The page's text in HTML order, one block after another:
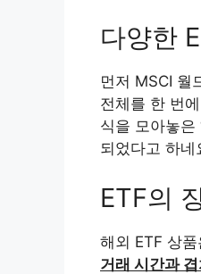
다양한
먼저 MSCI 월
전체를 한 번
식을 모아놓은
되었다고 하네
ETF의
해외 ETF 상
거래 시간과